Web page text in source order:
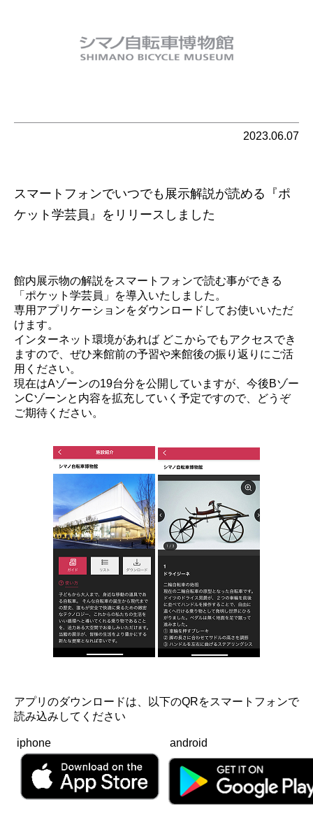
2023.06.07
スマートフォンでいつでも展示解説が読める『ポ
ケット学芸員』をリリースしました
館内展示物の解説をスマートフォンで読む事ができる
「ポケット学芸員」を導入いたしました。
専用アプリケーションをダウンロードしてお使いいただ
けます。
インターネット環境があれば どこからでもアクセスでき
ますので、ぜひ来館前の予習や来館後の振り返りにご活
用ください。
現在はAゾーンの19台分を公開していますが、今後Bゾー
ンCゾーンと内容を拡充していく予定ですので、どうぞ
ご期待ください。
アプリのダウンロードは、以下のQRをスマートフォンで
読み込みしてください
iphone android